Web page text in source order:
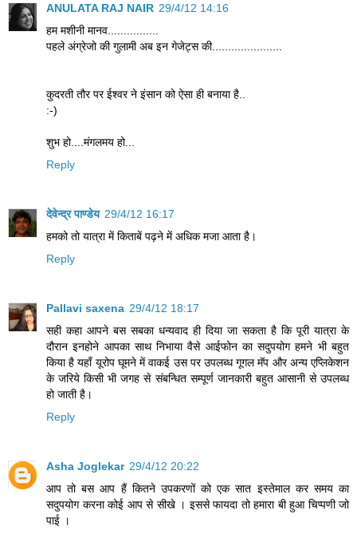
ANULATA RAJ NAIR 29/4/12 14:16
हम मशीनी मानव................
पहले अंग्रेजो की गुलामी अब इन गेजेट्स की......................
कुदरती तौर पर ईश्वर ने इंसान को ऐसा ही बनाया है..
:-)
शुभ हो....मंगलमय हो...
Reply
देवेन्द्र पाण्डेय 29/4/12 16:17
हमको तो यात्रा में किताबें पढ़ने में अधिक मजा आता है।
Reply
Pallavi saxena 29/4/12 18:17
सही कहा आपने बस सबका धन्यवाद ही दिया जा सकता है कि पूरी यात्रा के
दौरान इनहोने आपका साथ निभाया वैसे आईफोन का सदुपयोग हमने भी बहुत
किया है यहाँ यूरोप घूमने में वाकई उस पर उपलब्ध गूगल मॅप और अन्य एप्लिकेशन
के जरिये किसी भी जगह से संबन्धित सम्पूर्ण जानकारी बहुत आसानी से उपलब्ध
हो जाती है।
Reply
Asha Joglekar 29/4/12 20:22
आप तो बस आप हैं कितने उपकरणों को एक सात इस्तेमाल कर समय का
सदुपयोग करना कोई आप से सीखे । इससे फायदा तो हमारा बी हुआ चिप्पणी जो
पाई ।